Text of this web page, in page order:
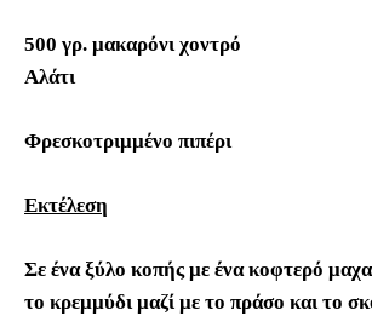
500 γρ. μακαρόνι χοντρό
Αλάτι
Φρεσκοτριμμένο πιπέρι
Εκτέλεση
Σε ένα ξύλο κοπής με ένα κοφτερό
το κρεμμύδι μαζί με το πράσο και το